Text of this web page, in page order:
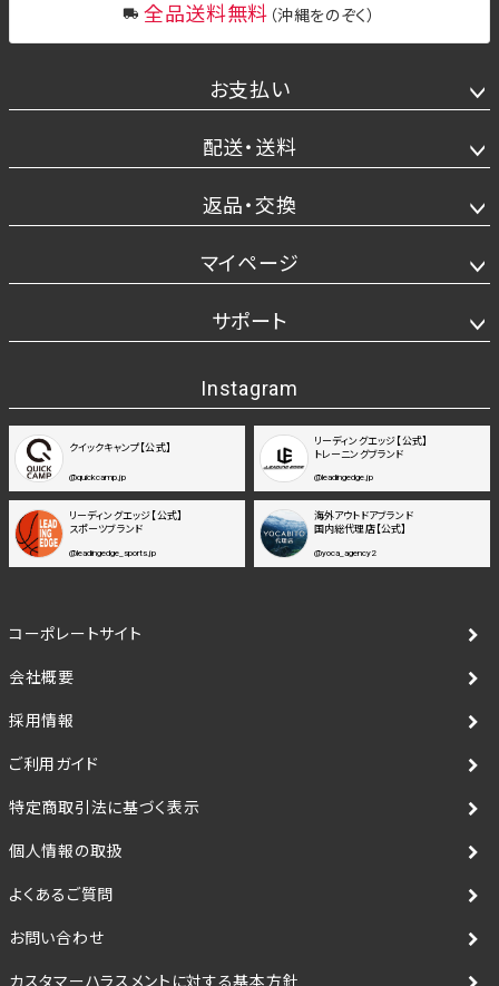
全品送料無料 （沖縄をのぞく）
お支払い
配送・送料
返品・交換
マイページ
サポート
Instagram
クイックキャンプ【公式】
@quickcamp.jp
リーディングエッジ【公式】
トレーニングブランド
@leadingedge.jp
リーディングエッジ【公式】
スポーツブランド
@leadingedge_sports.jp
海外アウトドアブランド
国内総代理店【公式】
@yoca_agency2
コーポレートサイト
会社概要
採用情報
ご利用ガイド
特定商取引法に基づく表示
個人情報の取扱
よくあるご質問
お問い合わせ
カスタマーハラスメントに対する基本方針